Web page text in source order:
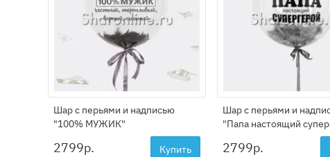
Шар с перьями и надписью
"100% МУЖИК"
2799р. Купить
Шар с перьями и
"Папа настоящий
2799р.